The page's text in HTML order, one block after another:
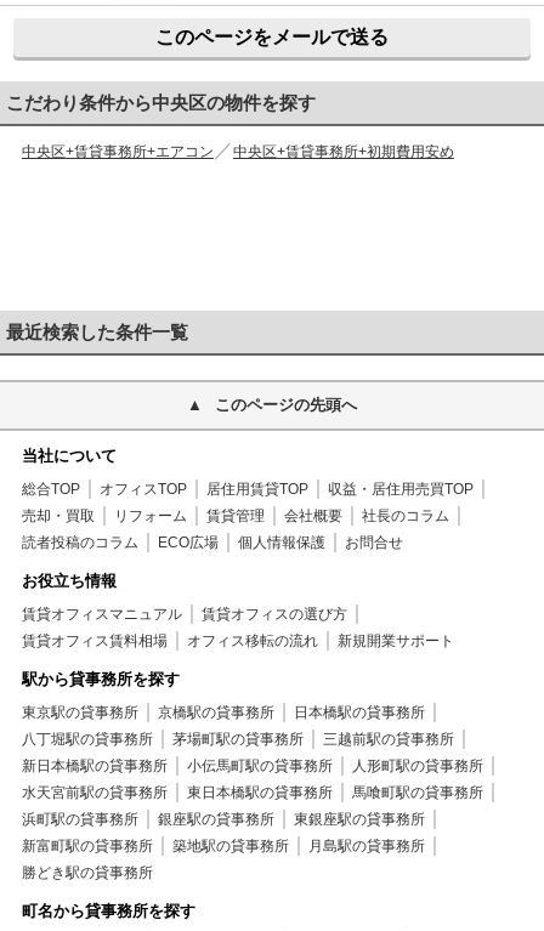
このページをメールで送る
こだわり条件から中央区の物件を探す
中央区+賃貸事務所+エアコン 中央区+賃貸事務所+初期費用安め
最近検索した条件一覧
このページの先頭へ
当社について
総合TOP オフィスTOP 居住用賃貸TOP
収益・居住用売買TOP
売却・買取
リフォーム 賃貸管理 会社概要
社長のコラム
読者投稿のコラム
ECO広場 個人情報保護 お問合せ
お役立ち情報
賃貸オフィスマニュアル
賃貸オフィスの選び方
賃貸オフィス賃料相場
オフィス移転の流れ 新規開業サポート
駅から貸事務所を探す
東京駅の貸事務所 京橋駅の貸事務所
日本橋駅の貸事務所
八丁堀駅の貸事務所
茅場町駅の貸事務所
三越前駅の貸事務所
新日本橋駅の貸事務所
小伝馬町駅の貸事務所
人形町駅の貸事務所
水天宮前駅の貸事務所
東日本橋駅の貸事務所
馬喰町駅の貸事務所
浜町駅の貸事務所
銀座駅の貸事務所
東銀座駅の貸事務所
新富町駅の貸事務所
築地駅の貸事務所
月島駅の貸事務所
勝どき駅の貸事務所
町名から貸事務所を探す